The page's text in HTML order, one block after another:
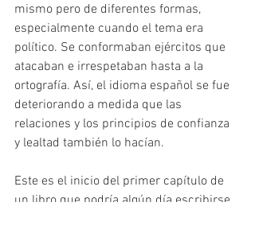
mismo pero de diferentes formas,
especialmente cuando el tema era
político. Se conformaban ejércitos que
atacaban e irrespetaban hasta a la
ortografía. Así, el idioma español se fue
deteriorando a medida que las
relaciones y los principios de confianza
y lealtad también lo hacían.
Este es el inicio del primer capítulo de
un libro que podría algún día escribirse